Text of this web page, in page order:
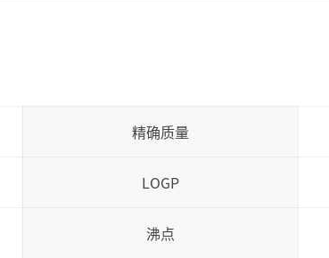
精确质量
LOGP
沸点